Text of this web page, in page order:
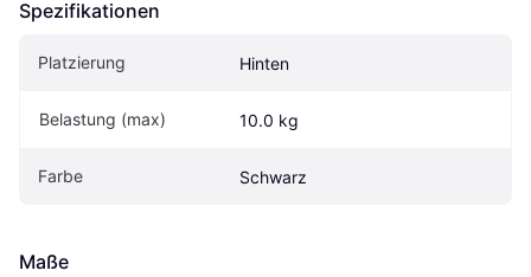
Spezifikationen
Platzierung Hinten
Belastung (max) 10.0 kg
Farbe Schwarz
Maße